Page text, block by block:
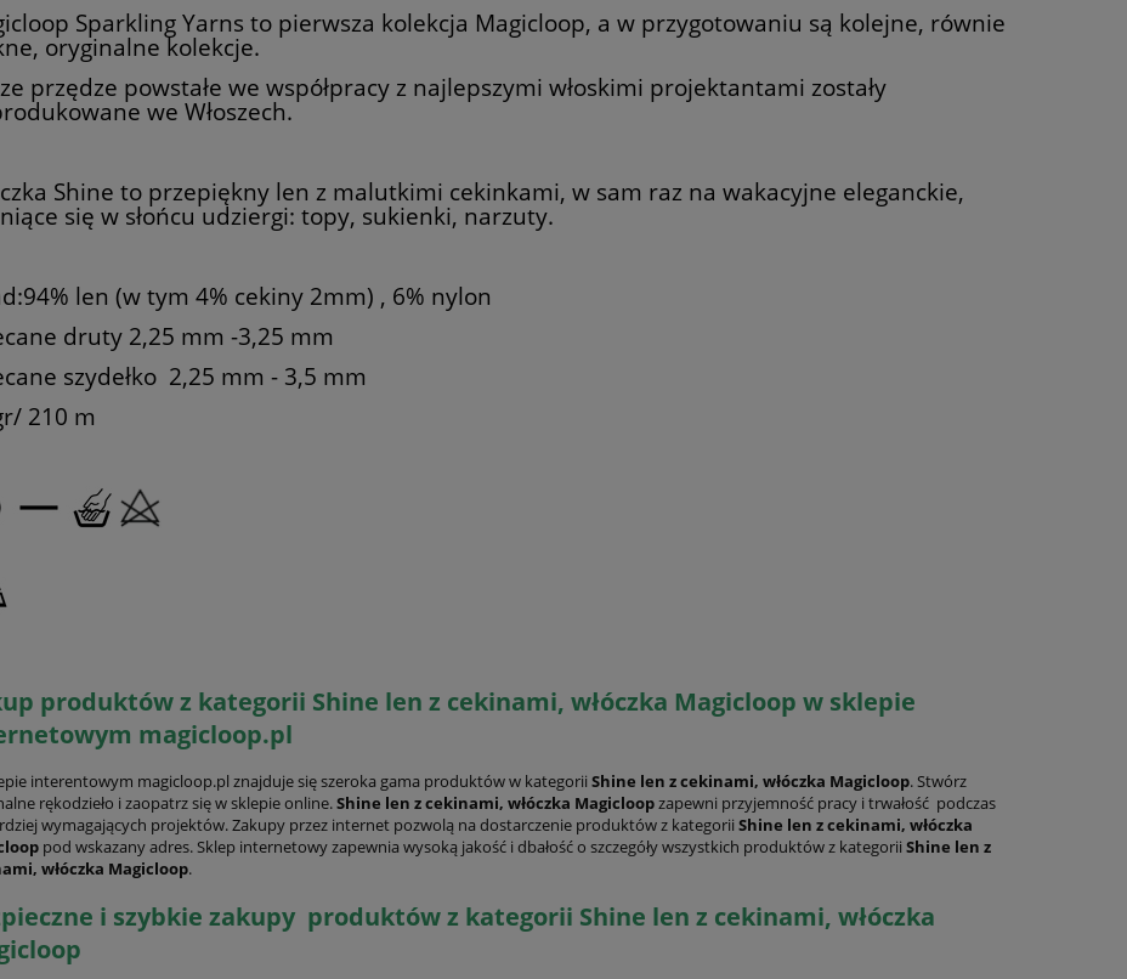
Sparkling Yarns to pierwsza kolekcja Magicloop, a w przygotowaniu są kolejne, równie
oryginalne kolekcje.
przędze powstałe we współpracy z najlepszymi włoskimi projektantami zostały
we Włoszech.
Shine to przepiękny len z malutkimi cekinkami, w sam raz na wakacyjne eleganckie,
się w słońcu udziergi: topy, sukienki, narzuty.
len (w tym 4% cekiny 2mm) , 6% nylon
druty 2,25 mm -3,25 mm
szydełko 2,25 mm - 3,5 mm
210 m
produktów z kategorii Shine len z cekinami, włóczka Magicloop w sklepie
magicloop.pl
interentowym magicloop.pl znajduje się szeroka gama produktów w kategorii Shine len z cekinami, włóczka Magicloop. Stwórz
rękodzieło i zaopatrz się w sklepie online.Shine len z cekinami, włóczka Magicloopzapewni przyjemność pracy i trwałość podczas
wymagających projektów. Zakupy przez internet pozwolą na dostarczenie produktów z kategorii Shine len z cekinami, włóczka
pod wskazany adres. Sklep internetowy zapewnia wysoką jakość i dbałość o szczegóły wszystkich produktów z kategorii Shine len z
włóczka Magicloop.
i szybkie zakupy produktów z kategorii Shine len z cekinami, włóczka